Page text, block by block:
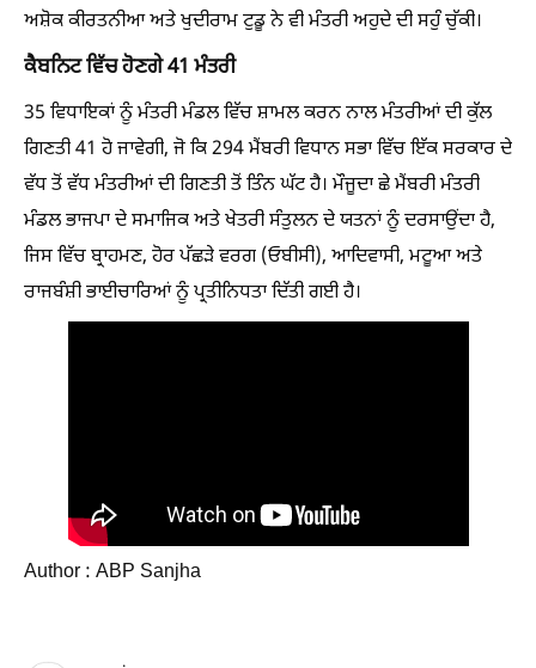
ਅਸ਼ੋਕ ਕੀਰਤਨੀਆ ਅਤੇ ਖੁਦੀਰਾਮ ਟੁਡੂ ਨੇ ਵੀ ਮੰਤਰੀ ਅਹੁਦੇ ਦੀ ਸਹੁੰ ਚੁੱਕੀ।
ਕੈਬਨਿਟ ਵਿੱਚ ਹੋਣਗੇ 41 ਮੰਤਰੀ
35 ਵਿਧਾਇਕਾਂ ਨੂੰ ਮੰਤਰੀ ਮੰਡਲ ਵਿੱਚ ਸ਼ਾਮਲ ਕਰਨ ਨਾਲ ਮੰਤਰੀਆਂ ਦੀ ਕੁੱਲ
ਗਿਣਤੀ 41 ਹੋ ਜਾਵੇਗੀ, ਜੋ ਕਿ 294 ਮੈਂਬਰੀ ਵਿਧਾਨ ਸਭਾ ਵਿੱਚ ਇੱਕ ਸਰਕਾਰ ਦੇ
ਵੱਧ ਤੋਂ ਵੱਧ ਮੰਤਰੀਆਂ ਦੀ ਗਿਣਤੀ ਤੋਂ ਤਿੰਨ ਘੱਟ ਹੈ। ਮੌਜੂਦਾ ਛੇ ਮੈਂਬਰੀ ਮੰਤਰੀ
ਮੰਡਲ ਭਾਜਪਾ ਦੇ ਸਮਾਜਿਕ ਅਤੇ ਖੇਤਰੀ ਸੰਤੁਲਨ ਦੇ ਯਤਨਾਂ ਨੂੰ ਦਰਸਾਉਂਦਾ ਹੈ,
ਜਿਸ ਵਿੱਚ ਬ੍ਰਾਹਮਣ, ਹੋਰ ਪੱਛੜੇ ਵਰਗ (ਓਬੀਸੀ), ਆਦਿਵਾਸੀ, ਮਟੂਆ ਅਤੇ
ਰਾਜਬੰਸ਼ੀ ਭਾਈਚਾਰਿਆਂ ਨੂੰ ਪ੍ਰਤੀਨਿਧਤਾ ਦਿੱਤੀ ਗਈ ਹੈ।
Author : ABP Sanjha